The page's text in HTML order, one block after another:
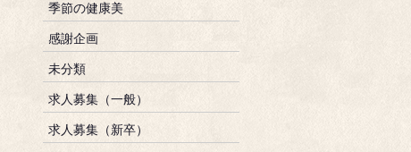
季節の健康美
感謝企画
未分類
求人募集（一般）
求人募集（新卒）